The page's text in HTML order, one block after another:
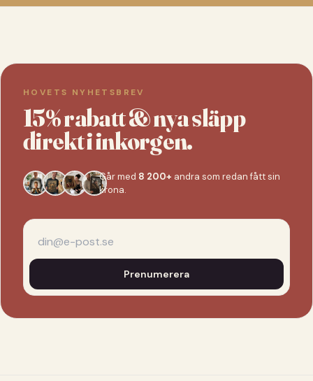
HOVETS NYHETSBREV
15% rabatt & nya släpp
direkt i inkorgen.
Går med 8 200+ andra som redan fått sin
krona.
Prenumerera